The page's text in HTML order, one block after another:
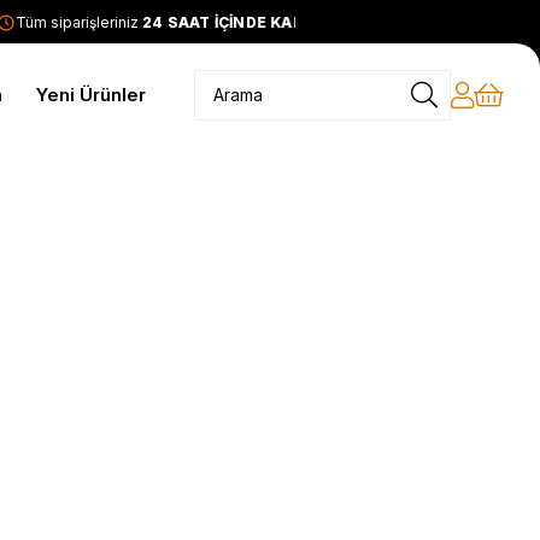
Tüm siparişleriniz24 SAAT İÇİNDE KARGODA
Yeni Ürünler